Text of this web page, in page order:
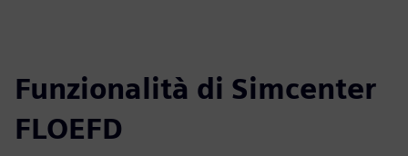
Funzionalità di Simcenter
FLOEFD